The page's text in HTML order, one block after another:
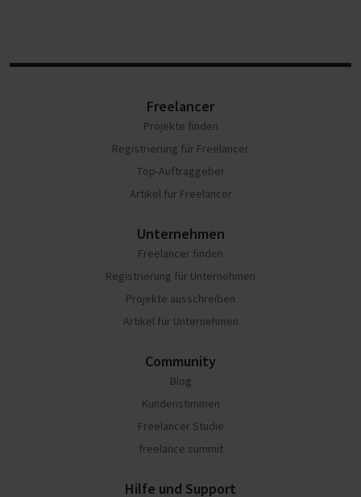
Freelancer
Projekte finden
Registrierung für Freelancer
Top-Auftraggeber
Artikel für Freelancer
Unternehmen
Freelancer finden
Registrierung für Unternehmen
Projekte ausschreiben
Artikel für Unternehmen
Community
Blog
Kundenstimmen
Freelancer Studie
freelance summit
Hilfe und Support